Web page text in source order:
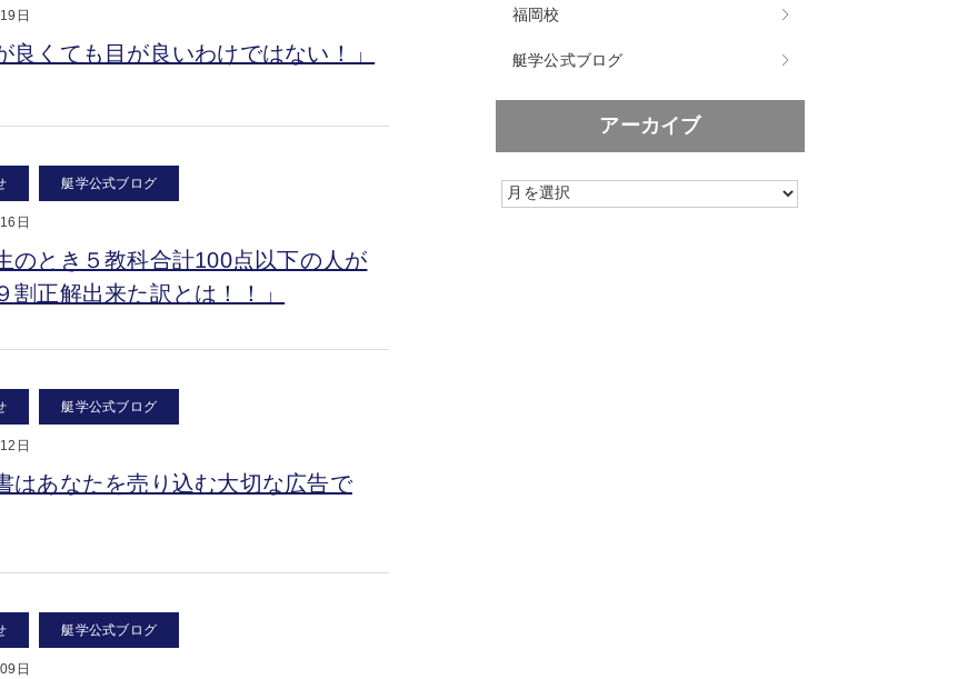
日
良くても目が良いわけではない！」
艇学公式ブログ
日
のとき５教科合計100点以下の人が
割正解出来た訳とは！！」
艇学公式ブログ
日
はあなたを売り込む大切な広告で
艇学公式ブログ
日
福岡校
艇学公式ブログ
アーカイブ